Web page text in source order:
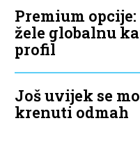
Premium
žele globalnu
profil
Još uvijek se
krenuti odmah